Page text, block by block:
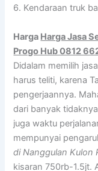
6. Kendaraan truk
Harga Harga Jasa
Progo Hub 0812
Didalam memilih
harus teliti, karena
pengerjaannya.
dari banyak
juga waktu
mempunyai
di Nanggulan Kulon
kisaran 750rb-1.5jt.